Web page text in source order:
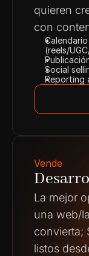
quieren
con
(reels/
Social
Reporting
Vende
La mejor
una web/
convierta;
listos